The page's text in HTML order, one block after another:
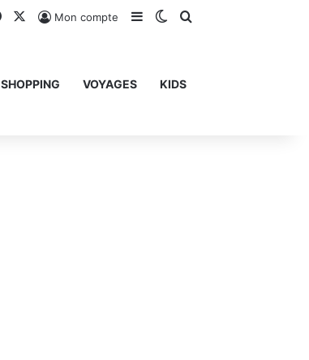
FacebookMon compte Sidebar (barre latérale)
Switch skin
SHOPPING VOYAGES KIDS